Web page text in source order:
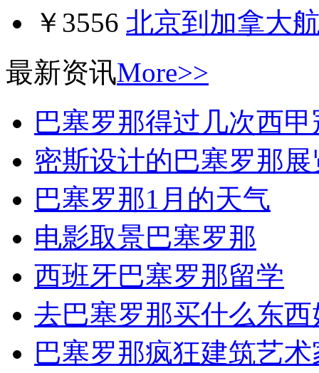
￥3556 北京到加拿大
最新资讯More>>
巴塞罗那得过几次西
密斯设计的巴塞罗那展
巴塞罗那1月的天气
电影取景巴塞罗那
西班牙巴塞罗那留学
去巴塞罗那买什么东西
巴塞罗那疯狂建筑艺